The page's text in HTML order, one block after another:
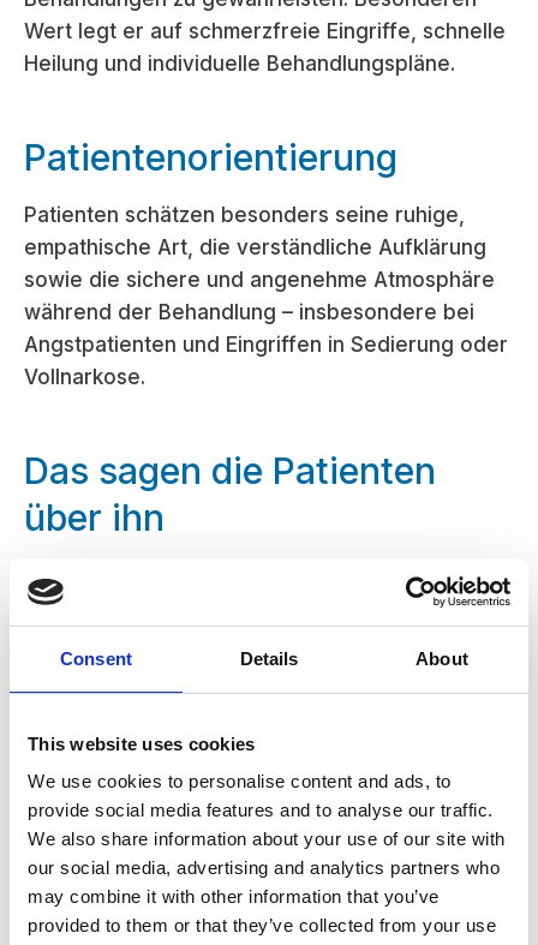
Consent Details About
This website uses cookies
We use cookies to personalise content and ads, to
provide social media features and to analyse our traffic.
We also share information about your use of our site with
our social media, advertising and analytics partners who
may combine it with other information that you’ve
provided to them or that they’ve collected from your use
Wert legt er auf schmerzfreie Eingriffe, schnelle
Heilung und individuelle Behandlungspläne.
Patientenorientierung
Patienten schätzen besonders seine ruhige,
empathische Art, die verständliche Aufklärung
sowie die sichere und angenehme Atmosphäre
während der Behandlung – insbesondere bei
Angstpatienten und Eingriffen in Sedierung oder
Vollnarkose.
Das sagen die Patienten
über ihn
„Dr. Szakál vermittelt vom ersten Moment an
„Auch komplexe Eingriffe wurden
professionell erklärt und sehr angenehm
durchgeführt.“
„Als Angstpatient habe ich mich während der
gesamten Behandlung bestens aufgehoben
gefühlt.“